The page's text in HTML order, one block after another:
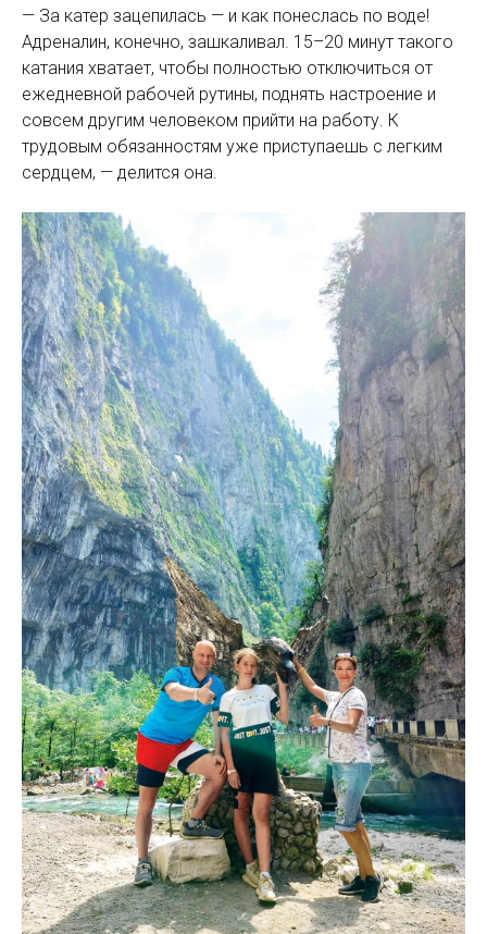
— За катер зацепилась — и как понеслась по воде!
Адреналин, конечно, зашкаливал. 15–20 минут такого
катания хватает, чтобы полностью отключиться от
ежедневной рабочей рутины, поднять настроение и
со­всем другим человеком прийти на работу. К
трудовым обязанностям уже приступаешь с легким
серд­цем, — делится она.